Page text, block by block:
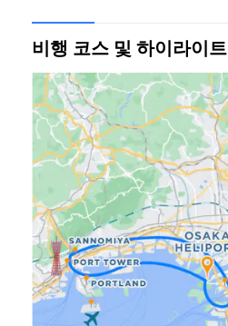
비행 코스 및 하이라이트